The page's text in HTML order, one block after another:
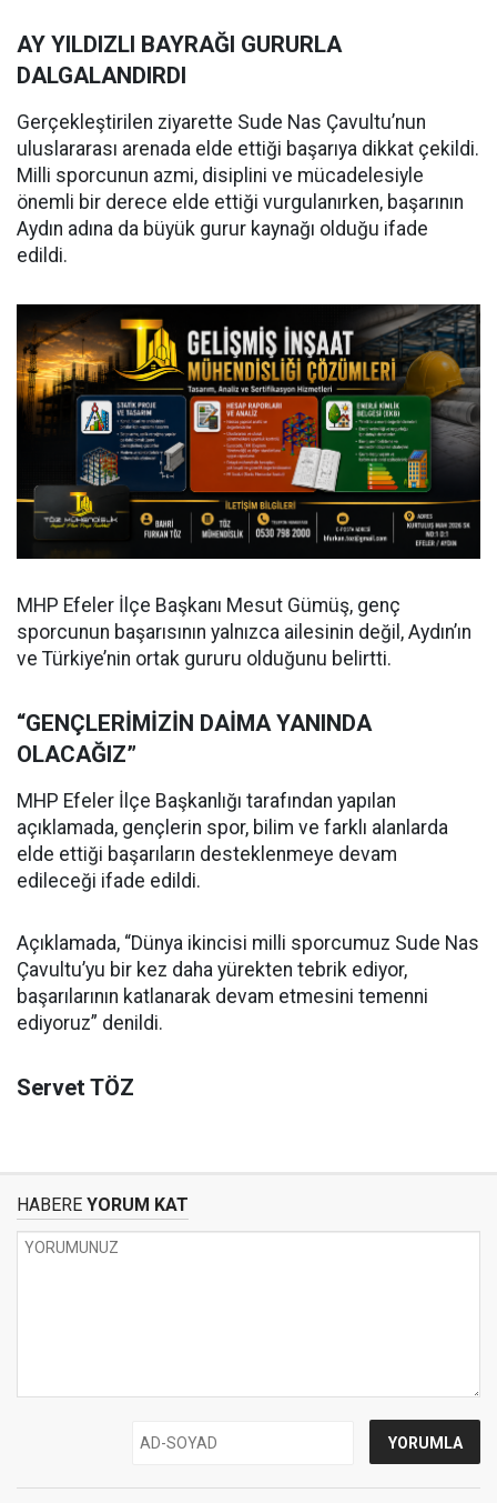
AY YILDIZLI BAYRAĞI GURURLA
DALGALANDIRDI
Gerçekleştirilen ziyarette Sude Nas Çavultu’nun
uluslararası arenada elde ettiği başarıya dikkat çekildi.
Milli sporcunun azmi, disiplini ve mücadelesiyle
önemli bir derece elde ettiği vurgulanırken, başarının
Aydın adına da büyük gurur kaynağı olduğu ifade
edildi.
MHP Efeler İlçe Başkanı Mesut Gümüş, genç
sporcunun başarısının yalnızca ailesinin değil, Aydın’ın
ve Türkiye’nin ortak gururu olduğunu belirtti.
“GENÇLERİMİZİN DAİMA YANINDA
OLACAĞIZ”
MHP Efeler İlçe Başkanlığı tarafından yapılan
açıklamada, gençlerin spor, bilim ve farklı alanlarda
elde ettiği başarıların desteklenmeye devam
edileceği ifade edildi.
Açıklamada, “Dünya ikincisi milli sporcumuz Sude Nas
Çavultu’yu bir kez daha yürekten tebrik ediyor,
başarılarının katlanarak devam etmesini temenni
ediyoruz” denildi.
Servet TÖZ
HABERE YORUM KAT